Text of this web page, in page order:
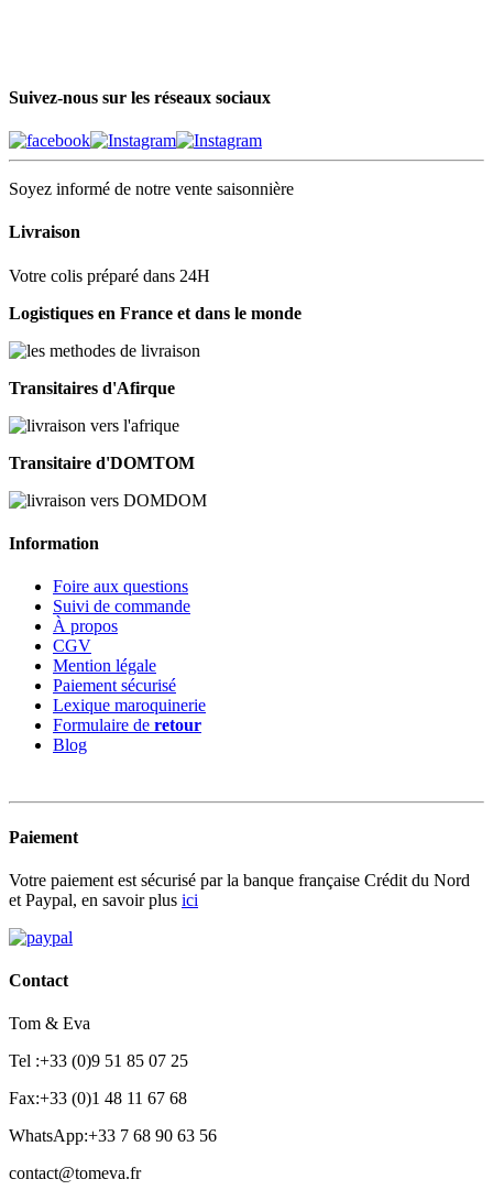
Suivez-nous sur les réseaux sociaux
Soyez informé de notre vente saisonnière
Livraison
Votre colis préparé dans 24H
Logistiques en France et dans le monde
Transitaires d'Afirque
Transitaire d'DOMTOM
Information
Foire aux questions
Suivi de commande
À propos
CGV
Mention légale
Paiement sécurisé
Lexique maroquinerie
Formulaire de retour
Blog
Paiement
Votre paiement est sécurisé par la banque française Crédit du Nord
et Paypal, en savoir plus ici
Contact
Tom & Eva
Tel :+33 (0)9 51 85 07 25
Fax:+33 (0)1 48 11 67 68
WhatsApp:+33 7 68 90 63 56
contact@tomeva.fr